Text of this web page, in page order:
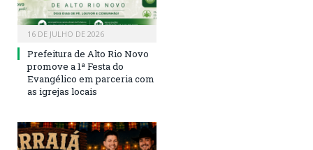
16 DE JULHO DE 2026
Prefeitura de Alto Rio Novo
promove a 1ª Festa do
Evangélico em parceria com
as igrejas locais